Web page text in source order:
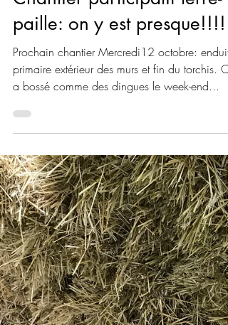
E Lenoir
11 oct. 2022
2 min de lecture
Chantier participatif terre-
paille: on y est presque!!!!
Prochain chantier Mercredi12 octobre: enduit
primaire extérieur des murs et fin du torchis. On
a bossé comme des dingues le week-end...